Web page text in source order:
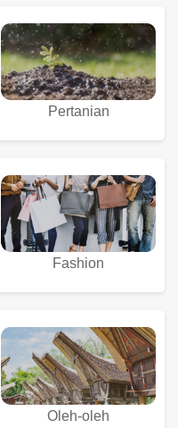
Pertanian
Fashion
Oleh-oleh